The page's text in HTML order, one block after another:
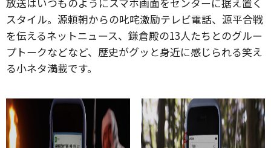
スタイル。源頼朝からの叱咤激励テレビ電話、源平合戦
を伝えるネットニュース、鎌倉殿の13人たちとのグルー
プトークなどなど、歴史がグッと身近に感じられる笑え
る小ネタ満載です。